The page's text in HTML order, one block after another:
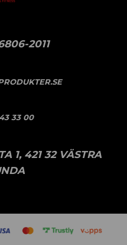
2011
33 00
1, 421 32 VÄSTRA